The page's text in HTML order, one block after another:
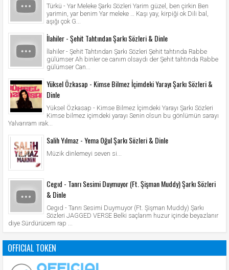
Türkü - Yar Meleke Şarkı Sözleri Yarim güzel, ben çirkin Ben
yarimin, yar benim Yar meleke … Kaşı yay, kirpiği ok Dili bal,
aşığı çok G...
İlahiler - Şehit Tahtından Şarkı Sözleri & Dinle
İlahiler - Şehit Tahtından Şarkı Sözleri Şehit tahtında Rabbe
gülümser Ah binler ce canım olsaydı der Şehit tahtında Rabbe
gülümser Can...
Yüksel Özkasap - Kimse Bilmez İçimdeki Yarayı Şarkı Sözleri &
Dinle
Yüksel Özkasap - Kimse Bilmez İçimdeki Yarayı Şarkı Sözleri
Kimse bilmez içimdeki yarayı Senin olsun bu gönlümün sarayı
Yalvarıram ırak...
Salih Yılmaz - Yema Oğul Şarkı Sözleri & Dinle
Müzik dinlemeyi seven si...
Cegıd - Tanrı Sesimi Duymuyor (Ft. Şişman Muddy) Şarkı Sözleri
& Dinle
Cegıd - Tanrı Sesimi Duymuyor (Ft. Şişman Muddy) Şarkı
Sözleri JAGGED VERSE Belki saçlarım huzur içinde beyazlanır
diye Sürdürücem rap ...
OFFICIAL TOKEN